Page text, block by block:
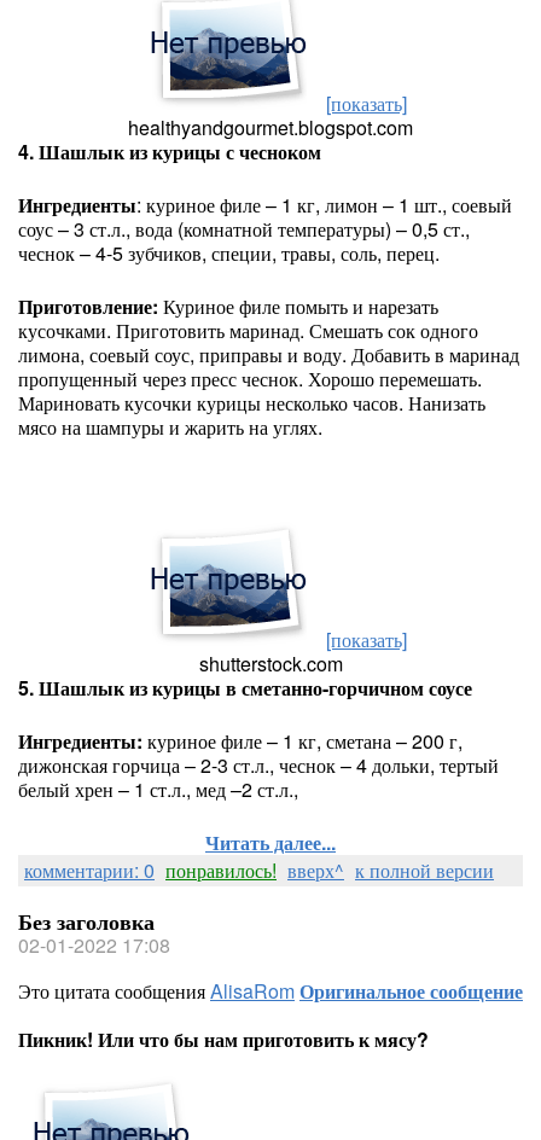
[показать]
healthyandgourmet.blogspot.com
4. Шашлык из курицы с чесноком
Ингредиенты: куриное филе – 1 кг, лимон – 1 шт., соевый
соус – 3 ст.л., вода (комнатной температуры) – 0,5 ст.,
чеснок – 4-5 зубчиков, специи, травы, соль, перец.
Приготовление: Куриное филе помыть и нарезать
кусочками. Приготовить маринад. Смешать сок одного
лимона, соевый соус, приправы и воду. Добавить в маринад
пропущенный через пресс чеснок. Хорошо перемешать.
Мариновать кусочки курицы несколько часов. Нанизать
мясо на шампуры и жарить на углях.
[показать]
shutterstock.com
5. Шашлык из курицы в сметанно-горчичном соусе
Ингредиенты: куриное филе – 1 кг, сметана – 200 г,
дижонская горчица – 2-3 ст.л., чеснок – 4 дольки, тертый
белый хрен – 1 ст.л., мед –2 ст.л.,
Читать далее...
комментарии: 0 понравилось! вверх^ к полной версии
Без заголовка
02-01-2022 17:08
Это цитата сообщенияAlisaRomОригинальное сообщение
Пикник! Или что бы нам приготовить к мясу?